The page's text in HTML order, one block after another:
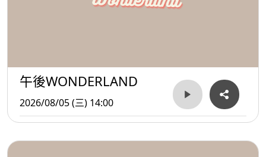
午後WONDERLAND
2026/08/05 (三) 14:00